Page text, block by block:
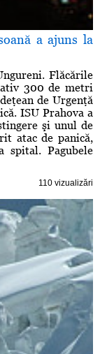
a ajuns la
Flăcările
300 de metri
de Urgenţă
ISU Prahova a
şi unul de
atac de panică,
Pagubele
110 vizualizări